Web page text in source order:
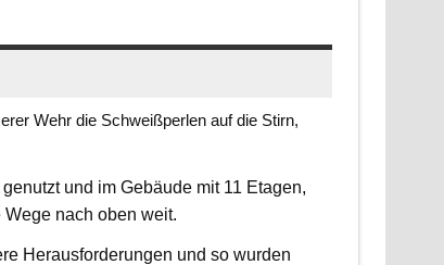
Wehr die Schweißperlen auf die Stirn,
und im Gebäude mit 11 Etagen,
nach oben weit.
Herausforderungen und so wurden